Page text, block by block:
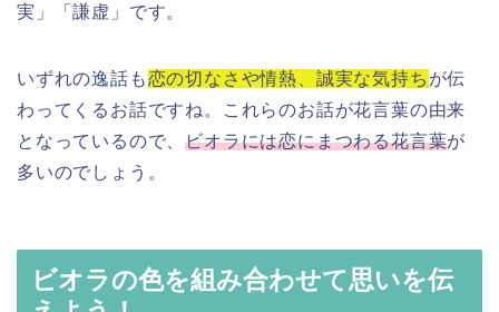
実」「謙虚」です。
いずれの逸話も恋の切なさや情熱、誠実な気持ち が伝
わってくるお話ですね。これらのお話が花言葉の由来
となっているので、ビオラには恋にまつわる花言葉が
多いのでしょう。
ビオラの色を組み合わせて思いを伝